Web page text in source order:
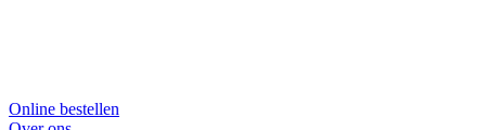
Online bestellen